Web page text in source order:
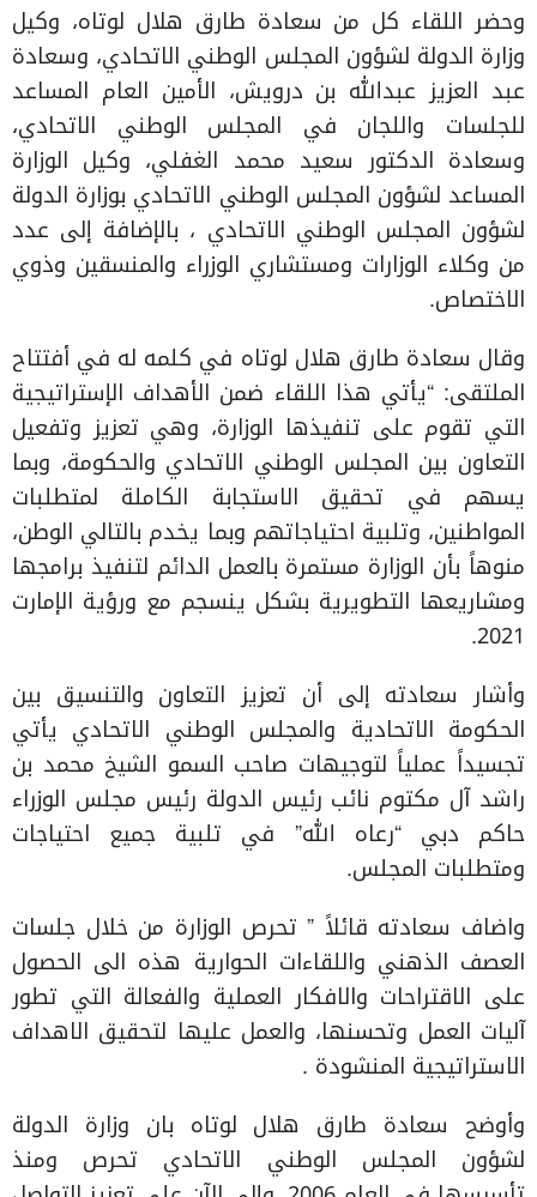
وحضر اللقاء كل من سعادة طارق هلال لوتاه، وكيل
وزارة الدولة لشؤون المجلس الوطني الاتحادي، وسعادة
عبد العزيز عبدالله بن درويش، الأمين العام المساعد
للجلسات واللجان في المجلس الوطني الاتحادي،
وسعادة الدكتور سعيد محمد الغفلي، وكيل الوزارة
المساعد لشؤون المجلس الوطني الاتحادي بوزارة الدولة
لشؤون المجلس الوطني الاتحادي ، بالإضافة إلى عدد
من وكلاء الوزارات ومستشاري الوزراء والمنسقين وذوي
الاختصاص.
وقال سعادة طارق هلال لوتاه في كلمه له في أفتتاح
الملتقى: “يأتي هذا اللقاء ضمن الأهداف الإستراتيجية
التي تقوم على تنفيذها الوزارة، وهي تعزيز وتفعيل
التعاون بين المجلس الوطني الاتحادي والحكومة، وبما
يسهم في تحقيق الاستجابة الكاملة لمتطلبات
المواطنين، وتلبية احتياجاتهم وبما يخدم بالتالي الوطن،
منوهاً بأن الوزارة مستمرة بالعمل الدائم لتنفيذ برامجها
ومشاريعها التطويرية بشكل ينسجم مع ورؤية الإمارت
2021.
وأشار سعادته إلى أن تعزيز التعاون والتنسيق بين
الحكومة الاتحادية والمجلس الوطني الاتحادي يأتي
تجسيداً عملياً لتوجيهات صاحب السمو الشيخ محمد بن
راشد آل مكتوم نائب رئيس الدولة رئيس مجلس الوزراء
حاكم دبي “رعاه الله” في تلبية جميع احتياجات
ومتطلبات المجلس.
واضاف سعادته قائلاً ” تحرص الوزارة من خلال جلسات
العصف الذهني واللقاءات الحوارية هذه الى الحصول
على الاقتراحات والافكار العملية والفعالة التي تطور
آليات العمل وتحسنها، والعمل عليها لتحقيق الاهداف
الاستراتيجية المنشودة .
وأوضح سعادة طارق هلال لوتاه بان وزارة الدولة
لشؤون المجلس الوطني الاتحادي تحرص ومنذ